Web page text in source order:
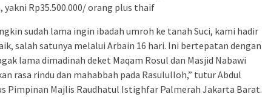
yakni Rp35.500.000/ orang plus thaif
sudah lama ingin ibadah umroh ke tanah Suci, kami hadir
salah satunya melalui Arbain 16 hari. Ini bertepatan dengan
lama dimadinah deket Maqam Rosul dan Masjid Nabawi
rasa rindu dan mahabbah pada Rasululloh,” tutur Abdul
Pimpinan Majlis Raudhatul Istighfar Palmerah Jakarta Barat.